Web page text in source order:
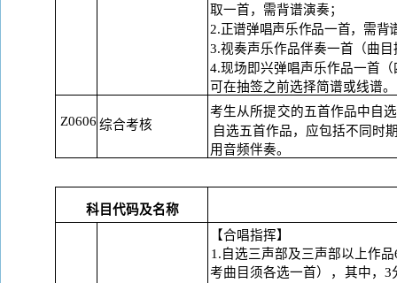
取一首，需背谱演奏；
2.正谱弹唱声乐作品一首，需背
3.视奏声乐作品伴奏一首（曲
4.现场即兴弹唱声乐作品一首
可在抽签之前选择简谱或线谱。
Z0606 综合考核
考生从所提交的五首作品中自
自选五首作品，应包括不同时
用音频伴奏。
科目代码及名称
【合唱指挥】
1.自选三声部及三声部以上作
考曲目须各选一首）， 其中， 3